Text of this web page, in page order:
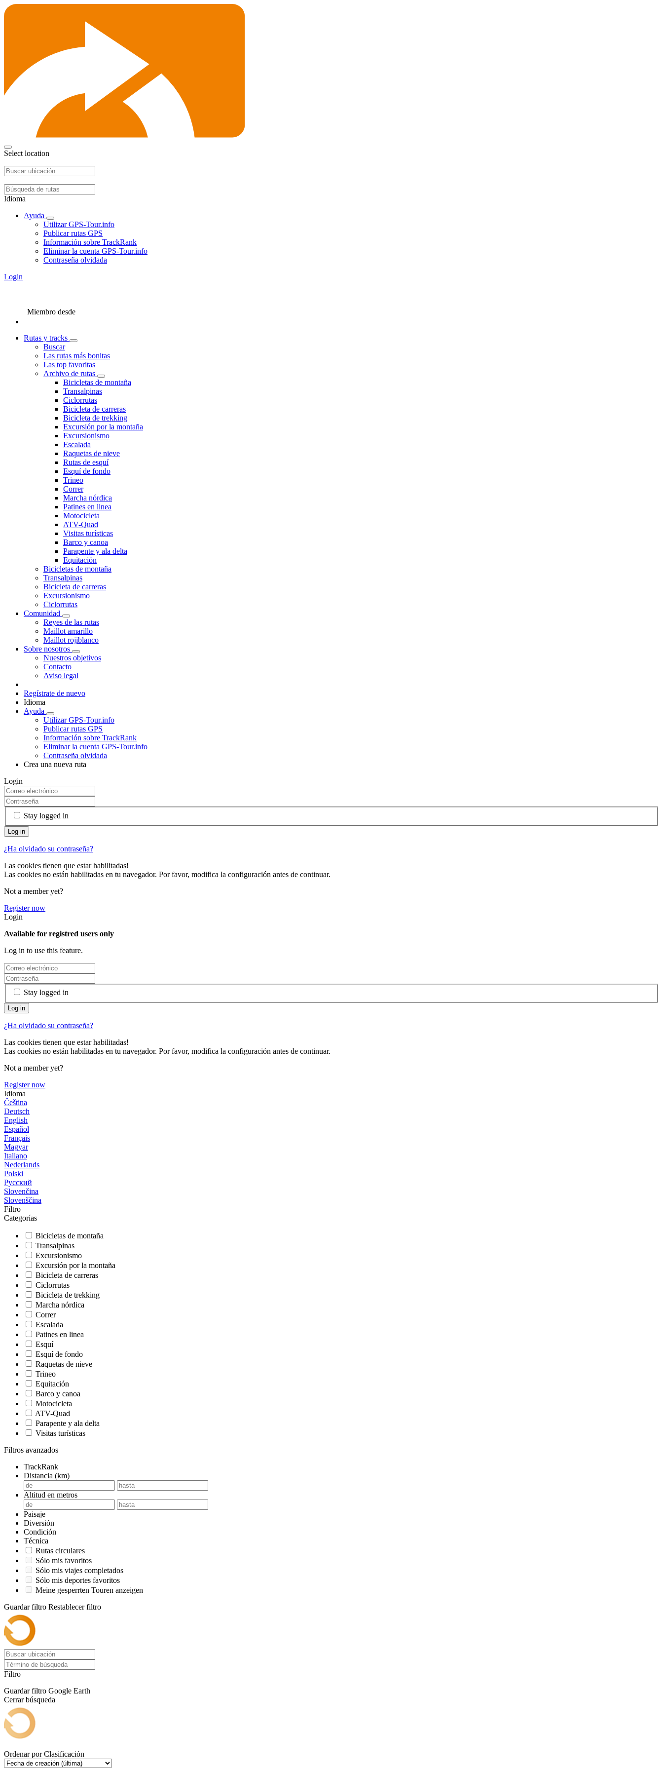
Select location
Idioma
Ayuda
Utilizar GPS-Tour.info
Publicar rutas GPS
Información sobre TrackRank
Eliminar la cuenta GPS-Tour.info
Contraseña olvidada
Login
Miembro desde
Rutas y tracks
Buscar
Las rutas más bonitas
Las top favoritas
Archivo de rutas
Bicicletas de montaña
Transalpinas
Ciclorrutas
Bicicleta de carreras
Bicicleta de trekking
Excursión por la montaña
Excursionismo
Escalada
Raquetas de nieve
Rutas de esquí
Esquí de fondo
Trineo
Correr
Marcha nórdica
Patines en linea
Motocicleta
ATV-Quad
Visitas turísticas
Barco y canoa
Parapente y ala delta
Equitación
Bicicletas de montaña
Transalpinas
Bicicleta de carreras
Excursionismo
Ciclorrutas
Comunidad
Reyes de las rutas
Maillot amarillo
Maillot rojiblanco
Sobre nosotros
Nuestros objetivos
Contacto
Aviso legal
Regístrate de nuevo
Idioma
Ayuda
Utilizar GPS-Tour.info
Publicar rutas GPS
Información sobre TrackRank
Eliminar la cuenta GPS-Tour.info
Contraseña olvidada
Crea una nueva ruta
Login
Stay logged in
¿Ha olvidado su contraseña?
Las cookies tienen que estar habilitadas!
Las cookies no están habilitadas en tu navegador. Por favor, modifica la configuración antes de continuar.
Not a member yet?
Register now
Login
Available for registred users only
Log in to use this feature.
Stay logged in
¿Ha olvidado su contraseña?
Las cookies tienen que estar habilitadas!
Las cookies no están habilitadas en tu navegador. Por favor, modifica la configuración antes de continuar.
Not a member yet?
Register now
Idioma
Čeština
Deutsch
English
Español
Français
Magyar
Italiano
Nederlands
Polski
Русский
Slovenčina
Slovenščina
Filtro
Categorías
Bicicletas de montaña
Transalpinas
Excursionismo
Excursión por la montaña
Bicicleta de carreras
Ciclorrutas
Bicicleta de trekking
Marcha nórdica
Correr
Escalada
Patines en linea
Esquí
Esquí de fondo
Raquetas de nieve
Trineo
Equitación
Barco y canoa
Motocicleta
ATV-Quad
Parapente y ala delta
Visitas turísticas
Filtros avanzados
TrackRank
Distancia (km)
Altitud en metros
Paisaje
Diversión
Condición
Técnica
Rutas circulares
Sólo mis favoritos
Sólo mis viajes completados
Sólo mis deportes favoritos
Meine gesperrten Touren anzeigen
Guardar filtro Restablecer filtro
Filtro
Guardar filtro Google Earth
Cerrar búsqueda
Ordenar por Clasificación